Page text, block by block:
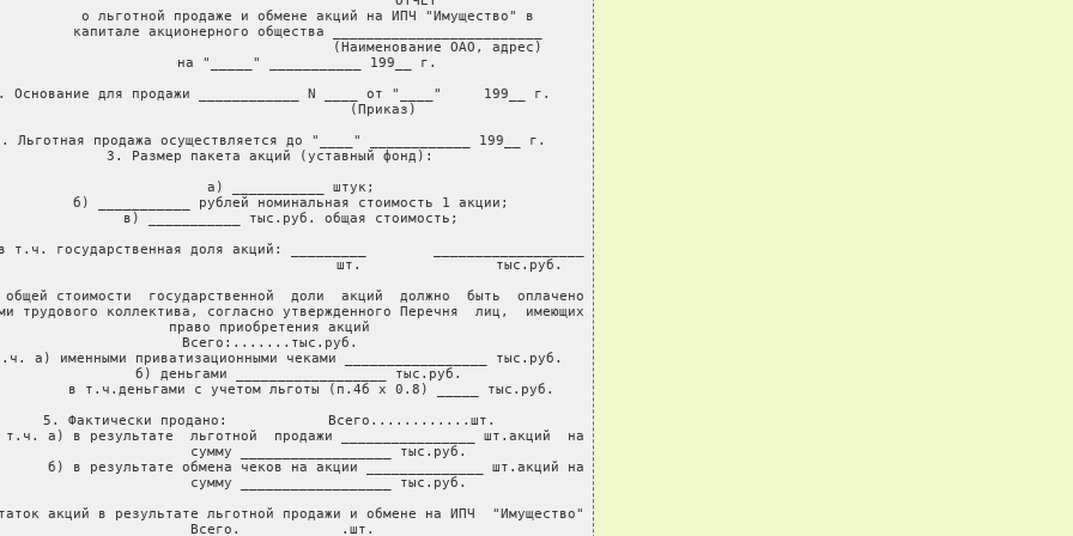
         о льготной продаже и обмене акций на ИПЧ "Имущество" в
капитале акционерного общества _________________________
(Наименование ОАО, адрес)
         на "_____" ___________ 199__ г.
Основание для продажи ____________ N ____ от "____"     199__ г.
                           (Приказ)
Льготная продажа осуществляется до "____" ____________ 199__ г.
3. Размер пакета акций (уставный фонд):
     а) ___________ штук;
     б) ___________ рублей номинальная стоимость 1 акции;
     в) ___________ тыс.руб. общая стоимость;
т.ч. государственная доля акций: _________        __________________
шт.                тыс.руб.
стоимости  государственной  доли  акций  должно  быть  оплачено
трудового коллектива, согласно утвержденного Перечня  лиц,  имеющих
право приобретения акций
Всего:.......тыс.руб.
а) именными приватизационными чеками _________________ тыс.руб.
       б) деньгами __________________ тыс.руб.
в т.ч.деньгами с учетом льготы (п.4б x 0.8) _____ тыс.руб.
5. Фактически продано:            Всего............шт.
т.ч. а) в результате  льготной  продажи ________________ шт.акций  на
              сумму __________________ тыс.руб.
б) в результате обмена чеков на акции ______________ шт.акций на
              сумму __________________ тыс.руб.
акций в результате льготной продажи и обмене на ИПЧ  "Имущество"
   Всего.____________.шт.